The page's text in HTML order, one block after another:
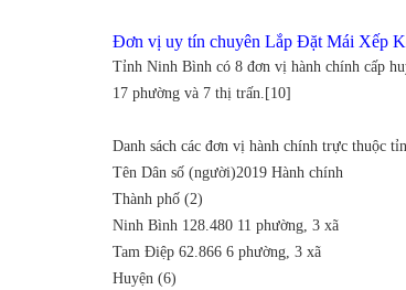
Đơn vị uy tín chuyên Lắp Đặt Mái Xếp
Tỉnh Ninh Bình có 8 đơn vị hành chính cấp
17 phường và 7 thị trấn.[10]
Danh sách các đơn vị hành chính trực thuộc
Tên Dân số (người)2019 Hành chính
Thành phố (2)
Ninh Bình 128.480 11 phường, 3 xã
Tam Điệp 62.866 6 phường, 3 xã
Huyện (6)